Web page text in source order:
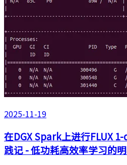
2025-11-19
在DGX Spark上进行FLUX
践记 - 低功耗高效率学习的